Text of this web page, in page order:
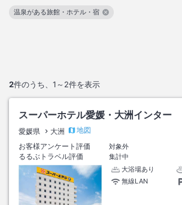
2件のうち、 1～2件を表示
温泉がある旅館・ホテル・宿
この絞り込み条件を解除
スーパーホテル愛媛・大洲インター
愛媛県 大洲
地図
お客様アンケート評価
対象外
るるぶトラベル評価
集計中
大浴場あり
無線LAN